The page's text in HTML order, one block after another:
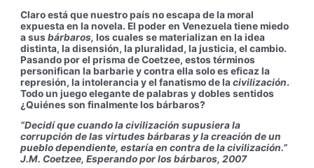
Claro está que nuestro país no escapa de la moral
expuesta en la novela. El poder en Venezuela tiene miedo
a susbárbaros,los cuales se materializan en la idea
distinta, la disensión, la pluralidad, la justicia, el cambio.
Pasando por el prisma de Coetzee, estos términos
personifican la barbarie y contra ella solo es eficaz la
represión, la intolerancia y el fanatismo de lacivilización.
Todo un juego elegante de palabras y dobles sentidos
¿Quiénes son finalmente los bárbaros?
“Decidí que cuando la civilización supusiera la
corrupción de las virtudes bárbaras y la creación de un
pueblo dependiente, estaría en contra de la civilización.”
J.M. Coetzee, Esperando por los bárbaros, 2007